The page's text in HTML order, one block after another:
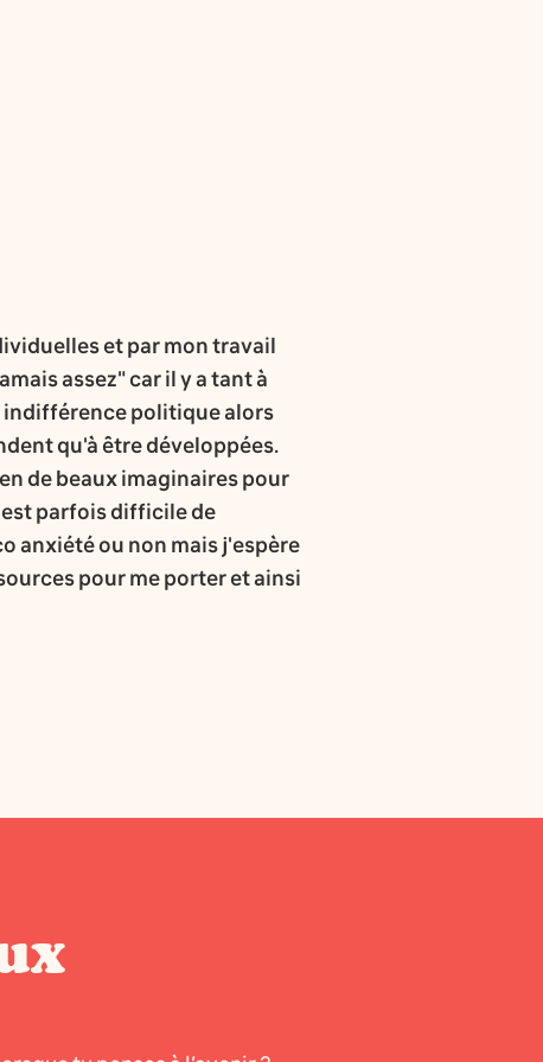
et par mon travail
assez" car il y a tant à
indifférence politique alors
qu'à être développées.
de beaux imaginaires pour
parfois difficile de
anxiété ou non mais j'espère
pour me porter et ainsi